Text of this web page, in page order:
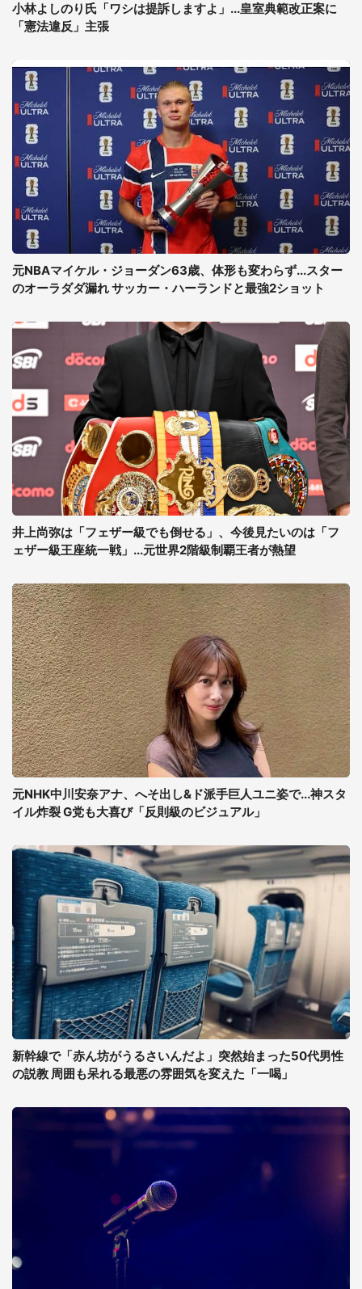
小林よしのり氏「ワシは提訴しますよ」...皇室典範改正案に
「憲法違反」主張
元NBAマイケル・ジョーダン63歳、体形も変わらず...スター
のオーラダダ漏れ サッカー・ハーランドと最強2ショット
井上尚弥は「フェザー級でも倒せる」、今後見たいのは「フ
ェザー級王座統一戦」...元世界2階級制覇王者が熱望
元NHK中川安奈アナ、へそ出し&ド派手巨人ユニ姿で...神スタ
イル炸裂 G党も大喜び「反則級のビジュアル」
新幹線で「赤ん坊がうるさいんだよ」突然始まった50代男性
の説教 周囲も呆れる最悪の雰囲気を変えた「一喝」